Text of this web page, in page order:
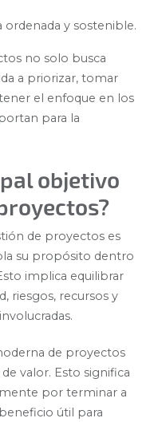
y sostenible.
no solo busca
a priorizar, tomar
el enfoque en los
para la
objetivo
de proyectos es
su propósito dentro
implica equilibrar
riesgos, recursos y
de proyectos
valor. Esto significa
por terminar a
útil para